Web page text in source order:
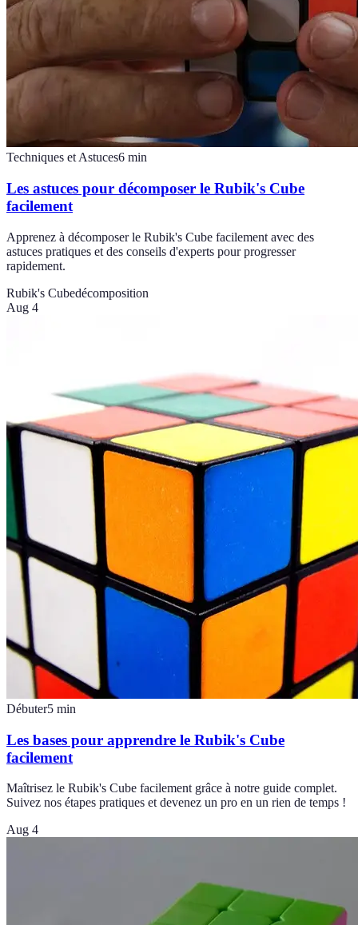
Techniques et Astuces6 min
Les astuces pour décomposer le Rubik's Cube
facilement
Apprenez à décomposer le Rubik's Cube facilement avec des
astuces pratiques et des conseils d'experts pour progresser
rapidement.
Rubik's Cubedécomposition
Aug 4
Débuter5 min
Les bases pour apprendre le Rubik's Cube
facilement
Maîtrisez le Rubik's Cube facilement grâce à notre guide complet.
Suivez nos étapes pratiques et devenez un pro en un rien de temps !
Aug 4